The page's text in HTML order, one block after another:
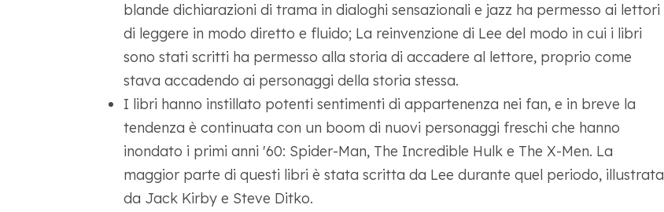
blande dichiarazioni di trama in dialoghi sensazionali e jazz ha permesso ai lettori
di leggere in modo diretto e fluido; La reinvenzione di Lee del modo in cui i libri
sono stati scritti ha permesso alla storia di accadere al lettore, proprio come
stava accadendo ai personaggi della storia stessa.
I libri hanno instillato potenti sentimenti di appartenenza nei fan, e in breve la
tendenza è continuata con un boom di nuovi personaggi freschi che hanno
inondato i primi anni '60: Spider-Man, The Incredible Hulk e The X-Men. La
maggior parte di questi libri è stata scritta da Lee durante quel periodo, illustrata
da Jack Kirby e Steve Ditko.